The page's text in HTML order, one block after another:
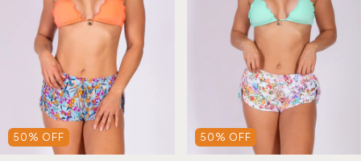
50 % OFF 50 % OFF